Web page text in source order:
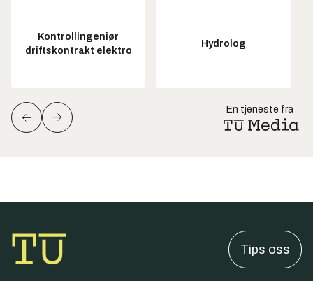
Kontrollingeniør
driftskontrakt elektro
Hydrolog
En tjeneste fra
Tips oss